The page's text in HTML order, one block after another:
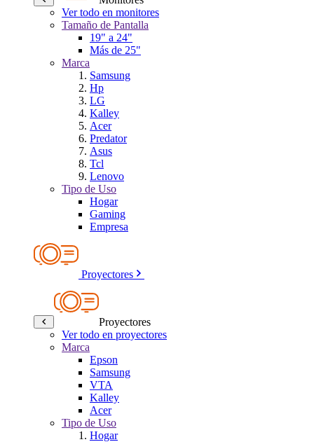
Ver todo en monitores
Tamaño de Pantalla
19" a 24"
Más de 25"
Marca
Samsung
Hp
LG
Kalley
Acer
Predator
Asus
Tcl
Lenovo
Tipo de Uso
Hogar
Gaming
Empresa
Proyectores
Proyectores
Ver todo en proyectores
Marca
Epson
Samsung
VTA
Kalley
Acer
Tipo de Uso
Hogar